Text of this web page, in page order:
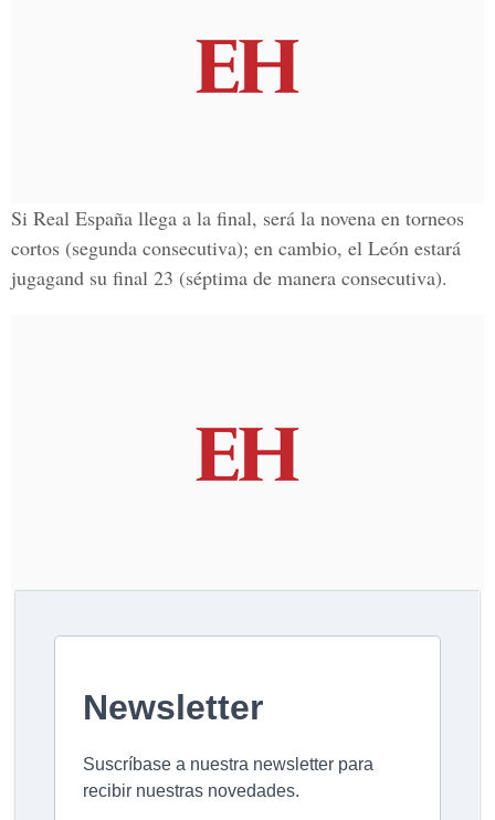
Si Real España llega a la final, será la novena en torneos
cortos (segunda consecutiva); en cambio, el León estará
jugagand su final 23 (séptima de manera consecutiva).